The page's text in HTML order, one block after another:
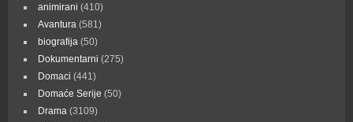
animirani (410)
Avantura (581)
biografija (50)
Dokumentarni (275)
Domaci (441)
Domaće Serije (50)
Drama (3109)